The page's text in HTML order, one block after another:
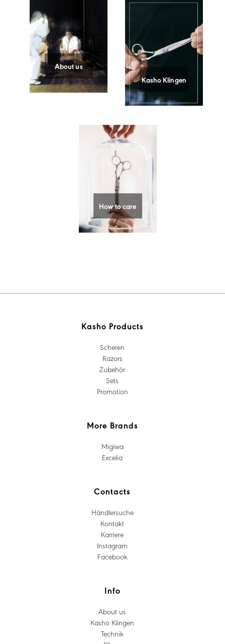
About us
Kasho Klingen
How to care
Kasho Products
More Brands
Info
Contacts
Scheren
Razors
Zubehör
Sets
Promotion
Migiwa
Excelia
About us
Kasho Klingen
Technik
Händlersuche
Kontakt
Karriere
Instagram
Facebook